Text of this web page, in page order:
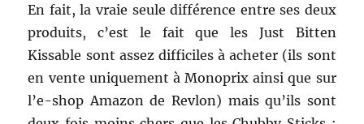
En fait, la vraie seule différence entre ses deux
produits, c’est le fait que les Just Bitten
Kissable sont assez difficiles à acheter (ils sont
en vente uniquement à Monoprix ainsi que sur
l’e-shop Amazon de Revlon) mais qu’ils sont